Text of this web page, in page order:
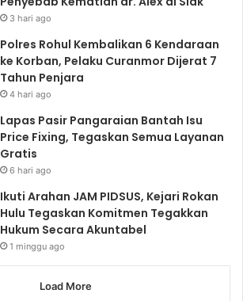
3 hari ago
Polres Rohul Kembalikan 6 Kendaraan
ke Korban, Pelaku Curanmor Dijerat 7
Tahun Penjara
4 hari ago
Lapas Pasir Pangaraian Bantah Isu
Price Fixing, Tegaskan Semua Layanan
Gratis
6 hari ago
Ikuti Arahan JAM PIDSUS, Kejari Rokan
Hulu Tegaskan Komitmen Tegakkan
Hukum Secara Akuntabel
1 minggu ago
Load More